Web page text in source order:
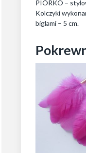
PIÓRKO –
Kolczyki
biglami – 5 cm.